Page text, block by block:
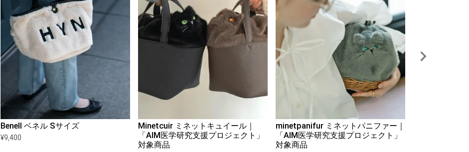
Benell ベネル Sサイズ
¥9,400
Minetcuir ミネットキュイール｜
「AIM医学研究支援プロジェクト」
対象商品
minetpanifur ミネットパニファー｜
「AIM医学研究支援プロジェクト」
対象商品